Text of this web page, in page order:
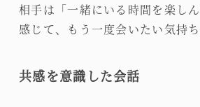
相手は「一緒にいる時間を楽し
感じて、もう一度会いたい気持ち
共感を意識した会話